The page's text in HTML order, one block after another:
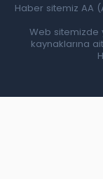
Haber sitemiz AA
Web sitemizde
kaynaklarına